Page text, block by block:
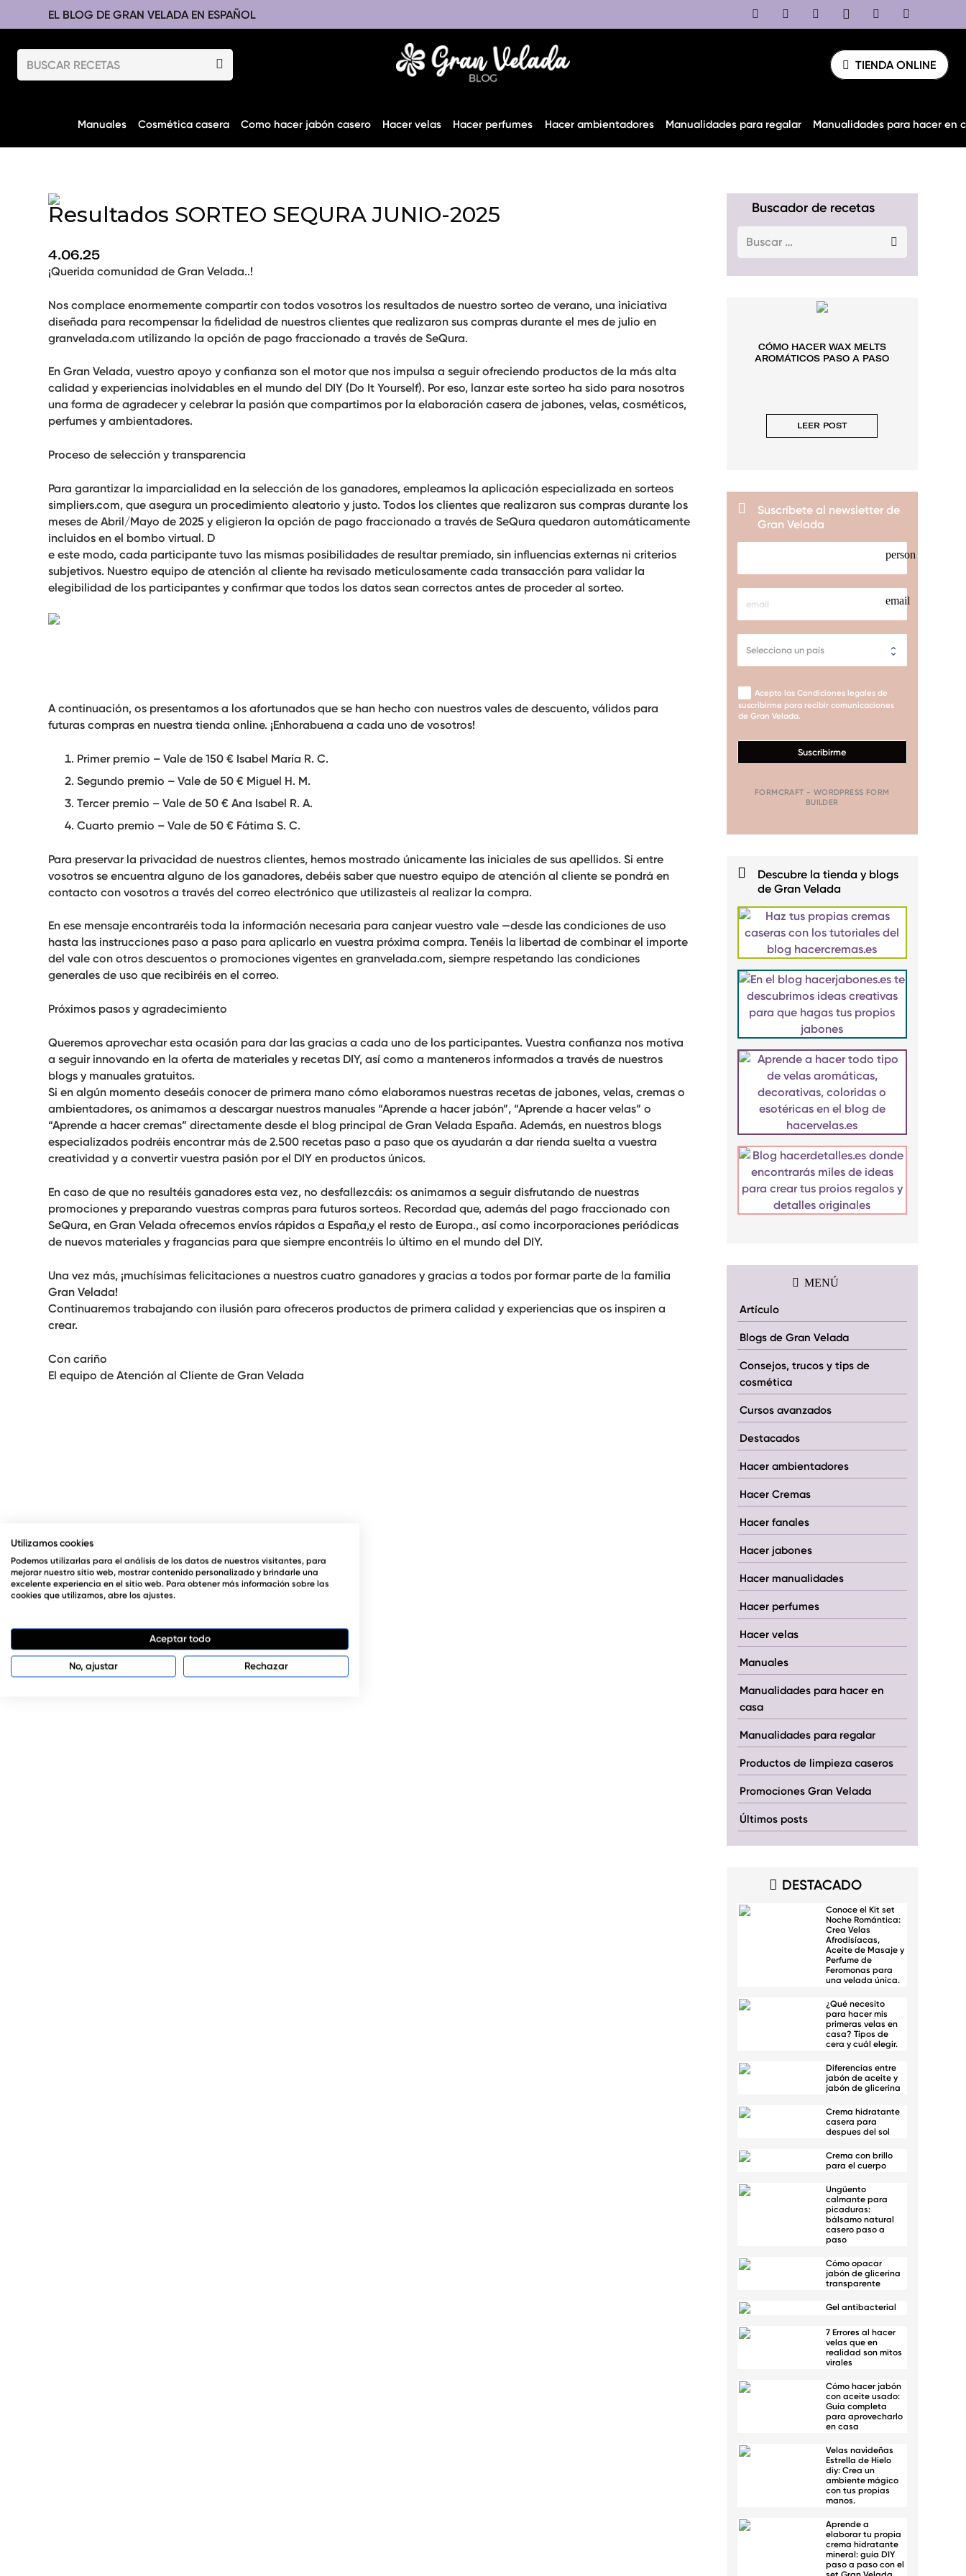
EL BLOG DE GRAN VELADA EN ESPAÑOL
TIENDA ONLINE
Manuales Cosmética casera Como hacer jabón casero Hacer velas Hacer perfumes Hacer ambientadores Manualidades para regalar Manualidades para hacer en
Resultados SORTEO SEQURA JUNIO-2025
4.06.25
¡Querida comunidad de Gran Velada..!
Nos complace enormemente compartir con todos vosotros los resultados de nuestro sorteo de verano, una iniciativa
diseñada para recompensar la fidelidad de nuestros clientes que realizaron sus compras durante el mes de julio en
granvelada.com utilizando la opción de pago fraccionado a través de SeQura.
En Gran Velada, vuestro apoyo y confianza son el motor que nos impulsa a seguir ofreciendo productos de la más alta
calidad y experiencias inolvidables en el mundo del DIY (Do It Yourself). Por eso, lanzar este sorteo ha sido para nosotros
una forma de agradecer y celebrar la pasión que compartimos por la elaboración casera de jabones, velas, cosméticos,
perfumes y ambientadores.
Proceso de selección y transparencia
Para garantizar la imparcialidad en la selección de los ganadores, empleamos la aplicación especializada en sorteos
simpliers.com, que asegura un procedimiento aleatorio y justo. Todos los clientes que realizaron sus compras durante los
meses de Abril/Mayo de 2025 y eligieron la opción de pago fraccionado a través de SeQura quedaron automáticamente
incluidos en el bombo virtual. D
e este modo, cada participante tuvo las mismas posibilidades de resultar premiado, sin influencias externas ni criterios
subjetivos. Nuestro equipo de atención al cliente ha revisado meticulosamente cada transacción para validar la
elegibilidad de los participantes y confirmar que todos los datos sean correctos antes de proceder al sorteo.
A continuación, os presentamos a los afortunados que se han hecho con nuestros vales de descuento, válidos para
futuras compras en nuestra tienda online. ¡Enhorabuena a cada uno de vosotros!
Primer premio – Vale de 150 € Isabel María R. C.
Segundo premio – Vale de 50 € Miguel H. M.
Tercer premio – Vale de 50 € Ana Isabel R. A.
Cuarto premio – Vale de 50 € Fátima S. C.
Para preservar la privacidad de nuestros clientes, hemos mostrado únicamente las iniciales de sus apellidos. Si entre
vosotros se encuentra alguno de los ganadores, debéis saber que nuestro equipo de atención al cliente se pondrá en
contacto con vosotros a través del correo electrónico que utilizasteis al realizar la compra.
En ese mensaje encontraréis toda la información necesaria para canjear vuestro vale —desde las condiciones de uso
hasta las instrucciones paso a paso para aplicarlo en vuestra próxima compra. Tenéis la libertad de combinar el importe
del vale con otros descuentos o promociones vigentes en granvelada.com, siempre respetando las condiciones
generales de uso que recibiréis en el correo.
Próximos pasos y agradecimiento
Queremos aprovechar esta ocasión para dar las gracias a cada uno de los participantes. Vuestra confianza nos motiva
a seguir innovando en la oferta de materiales y recetas DIY, así como a manteneros informados a través de nuestros
blogs y manuales gratuitos.
Si en algún momento deseáis conocer de primera mano cómo elaboramos nuestras recetas de jabones, velas, cremas o
ambientadores, os animamos a descargar nuestros manuales “Aprende a hacer jabón”, “Aprende a hacer velas” o
“Aprende a hacer cremas” directamente desde el blog principal de Gran Velada España. Además, en nuestros blogs
especializados podréis encontrar más de 2.500 recetas paso a paso que os ayudarán a dar rienda suelta a vuestra
creatividad y a convertir vuestra pasión por el DIY en productos únicos.
En caso de que no resultéis ganadores esta vez, no desfallezcáis: os animamos a seguir disfrutando de nuestras
promociones y preparando vuestras compras para futuros sorteos. Recordad que, además del pago fraccionado con
SeQura, en Gran Velada ofrecemos envíos rápidos a España,y el resto de Europa., así como incorporaciones periódicas
de nuevos materiales y fragancias para que siempre encontréis lo último en el mundo del DIY.
Una vez más, ¡muchísimas felicitaciones a nuestros cuatro ganadores y gracias a todos por formar parte de la familia
Gran Velada!
Continuaremos trabajando con ilusión para ofreceros productos de primera calidad y experiencias que os inspiren a
crear.
Con cariño
El equipo de Atención al Cliente de Gran Velada
Buscador de recetas
CÓMO HACER WAX MELTS
AROMÁTICOS PASO A PASO
LEER POST
Suscríbete al newsletter de
Gran Velada
person
email
Acepto las Condiciones legales de
suscribirme para recibir comunicaciones
de Gran Velada.
Suscribirme
FORMCRAFT - WORDPRESS FORM
BUILDER
Descubre la tienda y blogs
de Gran Velada
MENÚ
Artículo
Blogs de Gran Velada
Consejos, trucos y tips de
cosmética
Cursos avanzados
Destacados
Hacer ambientadores
Hacer Cremas
Hacer fanales
Hacer jabones
Hacer manualidades
Hacer perfumes
Hacer velas
Manuales
Manualidades para hacer en
casa
Manualidades para regalar
Productos de limpieza caseros
Promociones Gran Velada
Últimos posts
DESTACADO
Conoce el Kit set
Noche Romántica:
Crea Velas
Afrodisíacas,
Aceite de Masaje y
Perfume de
Feromonas para
una velada única.
¿Qué necesito
para hacer mis
primeras velas en
casa? Tipos de
cera y cuál elegir.
Diferencias entre
jabón de aceite y
jabón de glicerina
Crema hidratante
casera para
despues del sol
Crema con brillo
para el cuerpo
Ungüento
calmante para
picaduras:
bálsamo natural
casero paso a
paso
Cómo opacar
jabón de glicerina
transparente
Gel antibacterial
7 Errores al hacer
velas que en
realidad son mitos
virales
Cómo hacer jabón
con aceite usado:
Guía completa
para aprovecharlo
en casa
Velas navideñas
Estrella de Hielo
diy: Crea un
ambiente mágico
con tus propias
manos.
Aprende a
elaborar tu propia
crema hidratante
mineral: guía DIY
paso a paso con el
Utilizamos cookies
Podemos utilizarlas para el análisis de los datos de nuestros visitantes, para
mejorar nuestro sitio web, mostrar contenido personalizado y brindarle una
excelente experiencia en el sitio web. Para obtener más información sobre las
cookies que utilizamos, abre los ajustes.
Aceptar todo
No, ajustar Rechazar